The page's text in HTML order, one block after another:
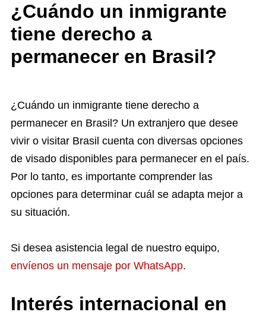
¿Cuándo un inmigrante
tiene derecho a
permanecer en Brasil?
¿Cuándo un inmigrante tiene derecho a
permanecer en Brasil? Un extranjero que desee
vivir o visitar Brasil cuenta con diversas opciones
de visado disponibles para permanecer en el país.
Por lo tanto, es importante comprender las
opciones para determinar cuál se adapta mejor a
su situación.
Si desea asistencia legal de nuestro equipo,
envíenos un mensaje por WhatsApp.
Interés internacional en